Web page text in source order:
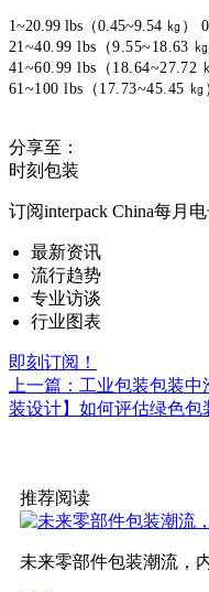
1~20.99 lbs（0.45~9.54 ㎏）
21~40.99 lbs（9.55~18.63
41~60.99 lbs（18.64~27.72
61~100 lbs（17.73~45.45
分享至：
时刻包装
订阅interpack China每月
最新资讯
流行趋势
专业访谈
行业图表
即刻订阅！
上一篇：工业包装包装
装设计】如何评估绿色包
推荐阅读
未来零部件包装潮流，